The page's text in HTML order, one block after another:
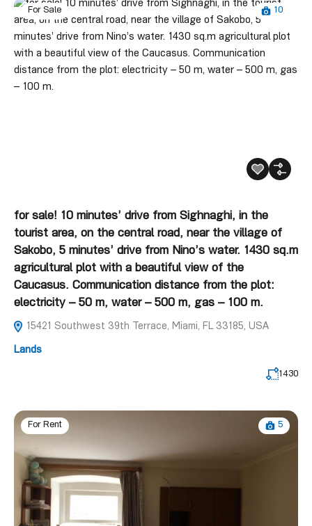
For Sale 10
for sale! 10 minutes’ drive from Sighnaghi, in the
tourist area, on the central road, near the village of
Sakobo, 5 minutes’ drive from Nino’s water. 1430 sq.m
agricultural plot with a beautiful view of the
Caucasus. Communication distance from the plot:
electricity – 50 m, water – 500 m, gas – 100 m.
15421 Southwest 39th Terrace, Miami, FL 33185, USA
Lands
1430
For Rent 5